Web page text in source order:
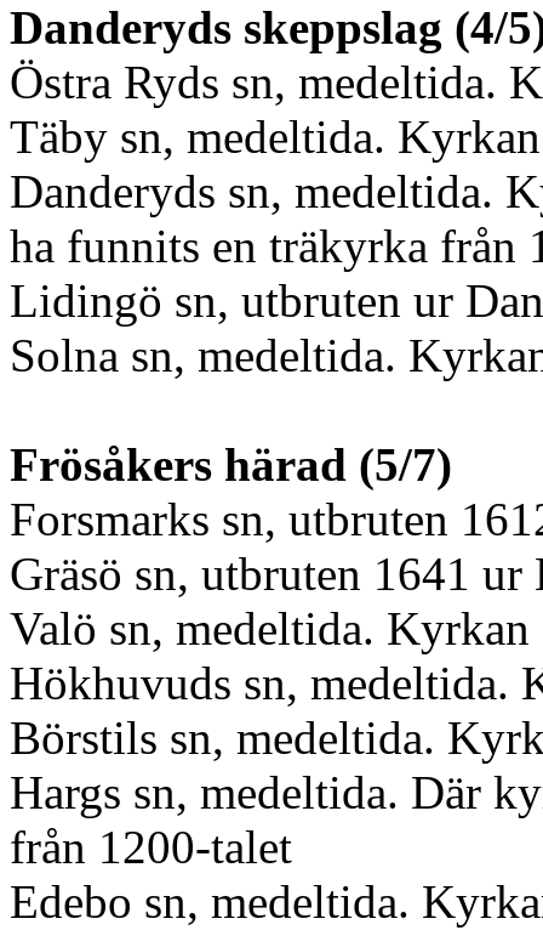
Danderyds skeppslag (4/
Östra Ryds sn, medeltida.
Täby sn, medeltida.
Danderyds sn, medeltida.
ha funnits en träkyrka från
Lidingö sn, utbruten ur
Solna sn, medeltida.
Frösåkers härad (5/7)
Forsmarks sn, utbruten
Gräsö sn, utbruten 1641 ur
Valö sn, medeltida.
Hökhuvuds sn, medeltida.
Börstils sn, medeltida.
Hargs sn, medeltida. Där
från 1200-talet
Edebo sn, medeltida.